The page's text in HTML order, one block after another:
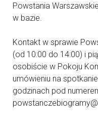
Powstania
w bazie.
Kontakt w sprawie
(od 10:00 do 14:00) i
osobiście w Pokoju
umówieniu na
godzinach pod